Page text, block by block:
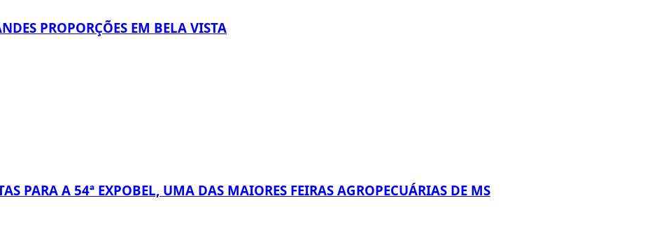
PROPORÇÕES EM BELA VISTA
PARA A 54ª EXPOBEL, UMA DAS MAIORES FEIRAS AGROPECUÁRIAS DE MS